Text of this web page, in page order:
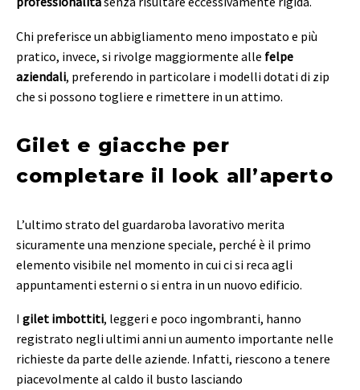
Chi preferisce un abbigliamento meno impostato e più
pratico, invece, si rivolge maggiormente alle felpe
aziendali, preferendo in particolare i modelli dotati di zip
che si possono togliere e rimettere in un attimo.
Gilet e giacche per
completare il look all’aperto
L’ultimo strato del guardaroba lavorativo merita
sicuramente una menzione speciale, perché è il primo
elemento visibile nel momento in cui ci si reca agli
appuntamenti esterni o si entra in un nuovo edificio.
I gilet imbottiti, leggeri e poco ingombranti, hanno
registrato negli ultimi anni un aumento importante nelle
richieste da parte delle aziende. Infatti, riescono a tenere
piacevolmente al caldo il busto lasciando